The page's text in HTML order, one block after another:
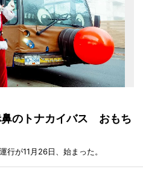
のトナカイバス おもち
行が11月26日、始まった。